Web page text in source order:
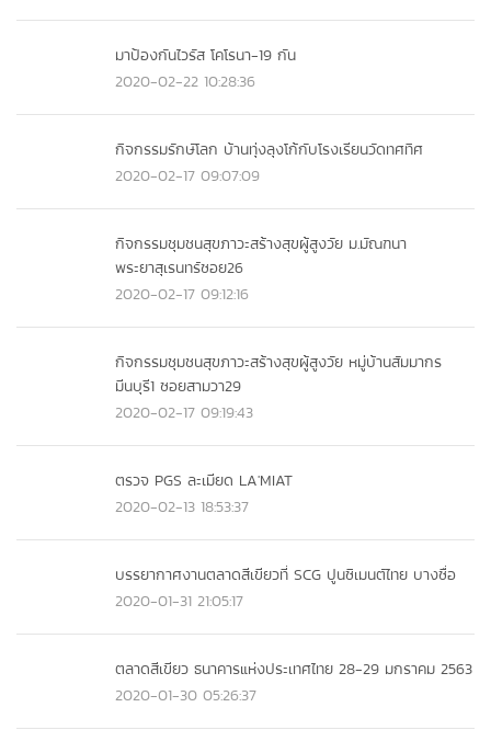
มาป้องกันไวรัส โคโรนา-19 กัน
2020-02-22 10:28:36
กิจกรรมรักษ์โลก บ้านทุ่งลุงโก้กับโรงเรียนวัดทศทิศ
2020-02-17 09:07:09
กิจกรรมชุมชนสุขภาวะสร้างสุขผู้สูงวัย ม.มัณฑนา
พระยาสุเรนทร์ซอย26
2020-02-17 09:12:16
กิจกรรมชุมชนสุขภาวะสร้างสุขผู้สูงวัย หมู่บ้านสัมมากร
มีนบุรี1 ซอยสามวา29
2020-02-17 09:19:43
ตรวจ PGS ละเมียด LA'MIAT
2020-02-13 18:53:37
บรรยากาศงานตลาดสีเขียวที่ SCG ปูนซิเมนต์ไทย บางซื่อ
2020-01-31 21:05:17
ตลาดสีเขียว ธนาคารแห่งประเทศไทย 28-29 มกราคม 2563
2020-01-30 05:26:37